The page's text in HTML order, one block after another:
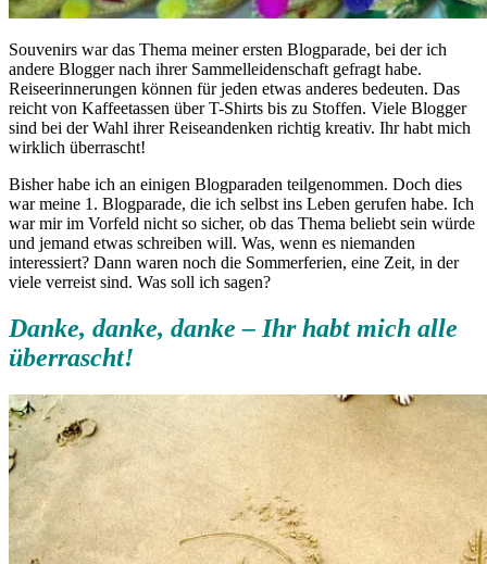
Souvenirs war das Thema meiner ersten Blogparade, bei der ich
andere Blogger nach ihrer Sammelleidenschaft gefragt habe.
Reiseerinnerungen können für jeden etwas anderes bedeuten. Das
reicht von Kaffeetassen über T-Shirts bis zu Stoffen. Viele Blogger
sind bei der Wahl ihrer Reiseandenken richtig kreativ. Ihr habt mich
wirklich überrascht!
Bisher habe ich an einigen Blogparaden teilgenommen. Doch dies
war meine 1. Blogparade, die ich selbst ins Leben gerufen habe. Ich
war mir im Vorfeld nicht so sicher, ob das Thema beliebt sein würde
und jemand etwas schreiben will. Was, wenn es niemanden
interessiert? Dann waren noch die Sommerferien, eine Zeit, in der
viele verreist sind. Was soll ich sagen?
Danke, danke, danke – Ihr habt mich alle
überrascht!